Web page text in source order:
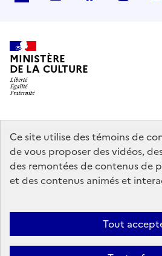
Ce site utilise des témoins de
de vous proposer des vidéos,
des remontées de contenus de
et des contenus animés et
Tout
MINISTÈRE
DE LA CULTURE
data.gouv.fr legifrance.gouv.fr
service-public.gouv.fr
Contact Mentions légales
Politique générale de protection des